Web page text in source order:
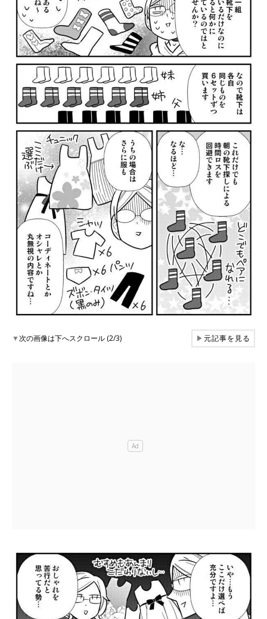
▼次の画像は下へスクロール (2/3) ▶元記事を見る